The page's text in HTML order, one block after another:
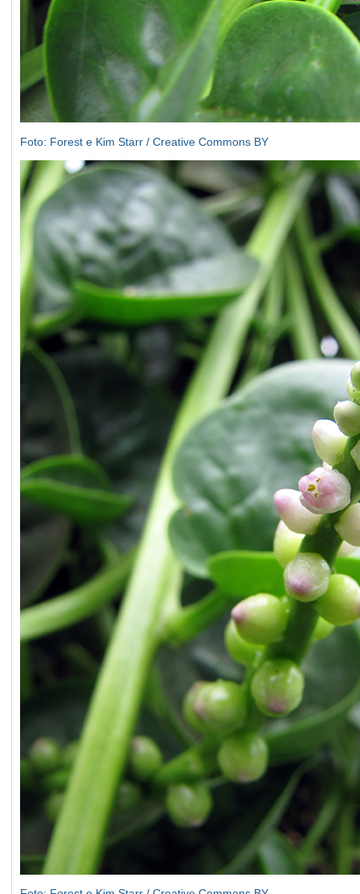
Foto: Forest e Kim Starr / Creative Commons BY